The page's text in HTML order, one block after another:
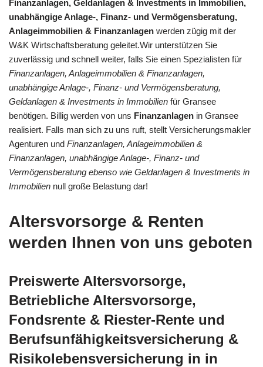
Finanzanlagen, Geldanlagen & Investments in Immobilien,
unabhängige Anlage-, Finanz- und Vermögensberatung,
Anlageimmobilien & Finanzanlagen werden zügig mit der
W&K Wirtschaftsberatung geleitet.Wir unterstützen Sie
zuverlässig und schnell weiter, falls Sie einen Spezialisten für
Finanzanlagen, Anlageimmobilien & Finanzanlagen,
unabhängige Anlage-, Finanz- und Vermögensberatung,
Geldanlagen & Investments in Immobilien für Gransee
benötigen. Billig werden von uns Finanzanlagen in Gransee
realisiert. Falls man sich zu uns ruft, stellt Versicherungsmakler
Agenturen und Finanzanlagen, Anlageimmobilien &
Finanzanlagen, unabhängige Anlage-, Finanz- und
Vermögensberatung ebenso wie Geldanlagen & Investments in
Immobilien null große Belastung dar!
Altersvorsorge & Renten
werden Ihnen von uns geboten
Preiswerte Altersvorsorge,
Betriebliche Altersvorsorge,
Fondsrente & Riester-Rente und
Berufsunfähigkeitsversicherung &
Risikolebensversicherung in in